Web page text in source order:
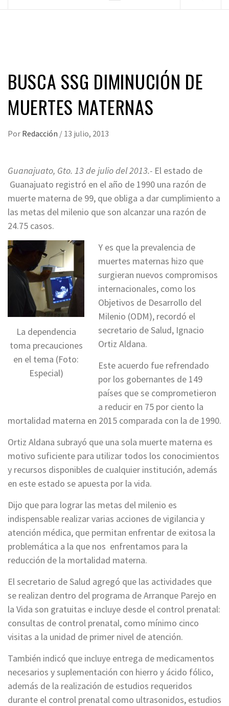
BUSCA SSG DIMINUCIÓN DE
MUERTES MATERNAS
Por Redacción / 13 julio, 2013
Guanajuato, Gto. 13 de julio del 2013.- El estado de
Guanajuato registró en el año de 1990 una razón de
muerte materna de 99, que obliga a dar cumplimiento a
las metas del milenio que son alcanzar una razón de
24.75 casos.
La dependencia
toma precauciones
en el tema (Foto:
Especial)
Y es que la prevalencia de
muertes maternas hizo que
surgieran nuevos compromisos
internacionales, como los
Objetivos de Desarrollo del
Milenio (ODM), recordó el
secretario de Salud, Ignacio
Ortiz Aldana.
Este acuerdo fue refrendado
por los gobernantes de 149
países que se comprometieron
a reducir en 75 por ciento la
mortalidad materna en 2015 comparada con la de 1990.
Ortiz Aldana subrayó que una sola muerte materna es
motivo suficiente para utilizar todos los conocimientos
y recursos disponibles de cualquier institución, además
en este estado se apuesta por la vida.
Dijo que para lograr las metas del milenio es
indispensable realizar varias acciones de vigilancia y
atención médica, que permitan enfrentar de exitosa la
problemática a la que nos enfrentamos para la
reducción de la mortalidad materna.
El secretario de Salud agregó que las actividades que
se realizan dentro del programa de Arranque Parejo en
la Vida son gratuitas e incluye desde el control prenatal:
consultas de control prenatal, como mínimo cinco
visitas a la unidad de primer nivel de atención.
También indicó que incluye entrega de medicamentos
necesarios y suplementación con hierro y ácido fólico,
además de la realización de estudios requeridos
durante el control prenatal como ultrasonidos, estudios